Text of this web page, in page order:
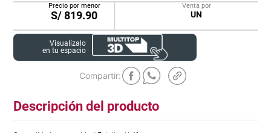
Precio por menor
S/819.90
Venta por
UN
Visualízalo
en tu espacio
Descripción del producto